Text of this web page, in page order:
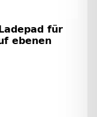
für
ebenen